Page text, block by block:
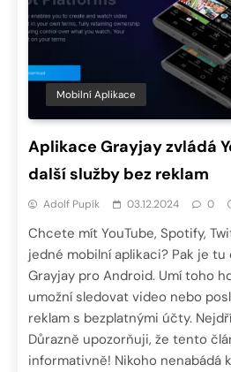
Mobilní Aplikace
Aplikace Grayjay zvládá
další služby bez reklam
Adolf Pupík 03.12.2024 0
Chcete mít YouTube, Spotify,
jedné mobilní aplikaci? Pak je
Grayjay pro Android. Umí toho
umožní sledovat video nebo
reklam s bezplatnými účty.
Důrazně upozorňuji, že tento
informativně! Nikoho nenabádá